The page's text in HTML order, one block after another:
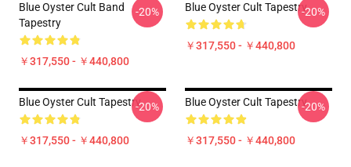
Blue Oyster Cult Band
Tapestry
￥317,550 - ￥440,800
-20% Blue Oyster Cult Tapestry
￥317,550 - ￥440,800
-20%
Blue Oyster Cult Tapestry
￥317,550 - ￥440,800
-20% Blue Oyster Cult Tapestry
￥317,550 - ￥440,800
-20%